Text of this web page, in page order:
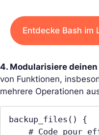
Entdecke Bash im
4. Modularisiere deinen
von Funktionen,
mehrere Operationen
backup_files() {